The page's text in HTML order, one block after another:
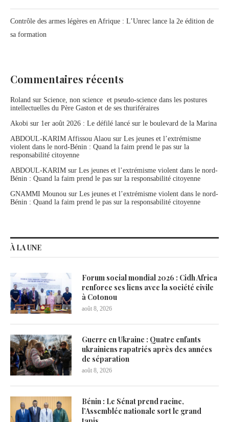
Contrôle des armes légères en Afrique : L’Unrec lance la 2e édition de
sa formation
Commentaires récents
Roland sur Science, non science et pseudo-science dans les postures
intellectuelles du Père Gaston et de ses thuriféraires
Akobi sur 1er août 2026 : Le défilé lancé sur le boulevard de la Marina
ABDOUL-KARIM Affissou Alaou sur Les jeunes et l’extrémisme
violent dans le nord-Bénin : Quand la faim prend le pas sur la
responsabilité citoyenne
ABDOUL-KARIM sur Les jeunes et l’extrémisme violent dans le nord-
Bénin : Quand la faim prend le pas sur la responsabilité citoyenne
GNAMMI Mounou sur Les jeunes et l’extrémisme violent dans le nord-
Bénin : Quand la faim prend le pas sur la responsabilité citoyenne
À LA UNE
Forum social mondial 2026 : Cidh Africa
renforce ses liens avec la société civile
à Cotonou
août 8, 2026
Guerre en Ukraine : Quatre enfants
ukrainiens rapatriés après des années
de séparation
août 8, 2026
Bénin : Le Sénat prend racine,
l’Assemblée nationale sort le grand